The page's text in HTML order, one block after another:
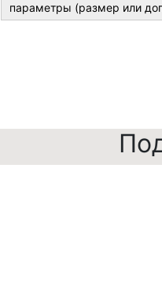
параметры (размер или